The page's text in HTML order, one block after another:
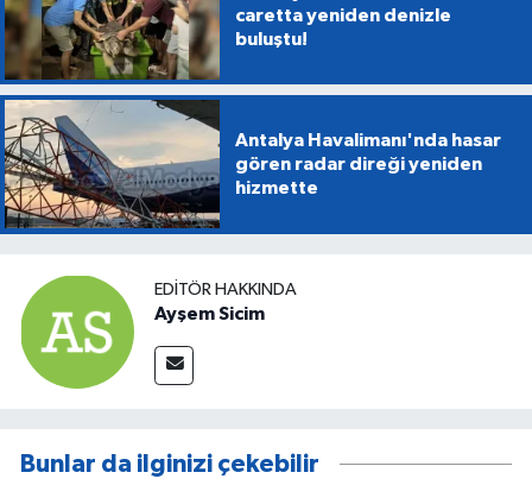
caretta yeniden denizle
buluştu!
Antalya Havalimanı'nda hasar
gören radar direği yeniden
hizmette
EDITÖR HAKKINDA
Ayşem Sicim
Bunlar da ilginizi çekebilir